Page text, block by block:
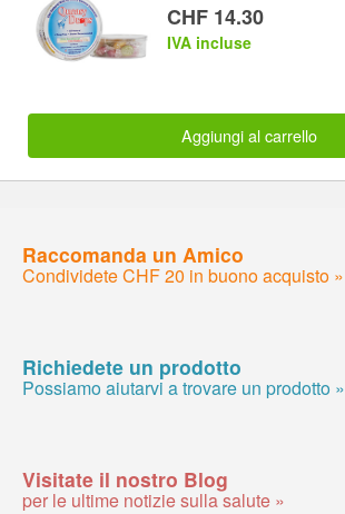
CHF 14.30
IVA incluse
Aggiungi al carrello
Raccomanda un Amico
Condividete CHF 20 in buono acquisto »
Richiedete un prodotto
Possiamo aiutarvi a trovare un prodotto »
Visitate il nostro Blog
per le ultime notizie sulla salute »